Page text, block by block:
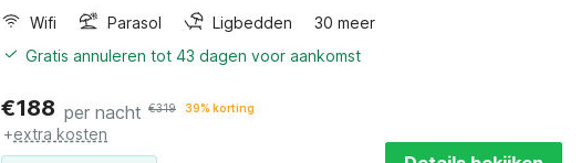
Wifi
Parasol Ligbedden
30 meer
Gratis annuleren tot 43 dagen voor aankomst
€188 per nacht €319 39% korting
+extra kosten